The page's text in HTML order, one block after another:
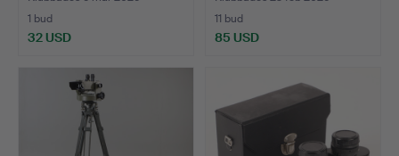
1 bud
32 USD
11 bud
85 USD